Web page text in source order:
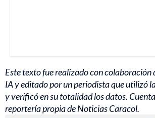
Este texto fue realizado con colaboración
IA y editado por un periodista que utilizó
y verificó en su totalidad los datos.
reportería propia de Noticias Caracol.